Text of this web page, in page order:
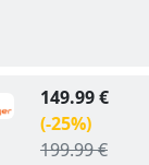
149.99 €
(-25%)
199.99 €